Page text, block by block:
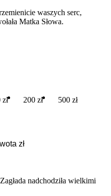
waszych serc,
Matka Słowa.
200 zł 500 zł
nadchodziła wielkimi